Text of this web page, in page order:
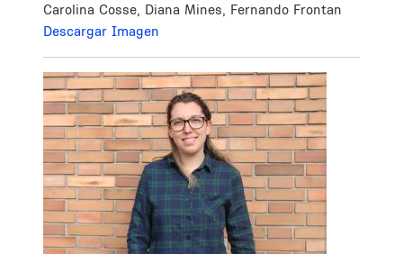
Carolina Cosse, Diana Mines, Fernando Frontan
Descargar Imagen